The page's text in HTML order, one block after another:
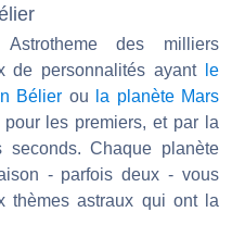
des milliers
de personnalités ayant
le
Bélier ou
la planète Mars
les premiers, et par la
Chaque planète
- parfois deux - vous
thèmes astraux qui ont la